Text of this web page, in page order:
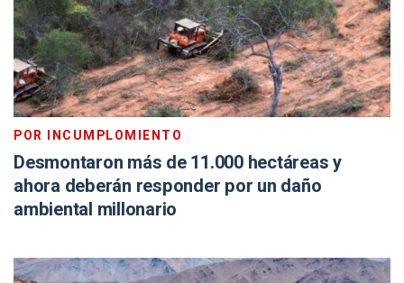
POR INCUMPLOMIENTO
Desmontaron más de 11.000 hectáreas y
ahora deberán responder por un daño
ambiental millonario